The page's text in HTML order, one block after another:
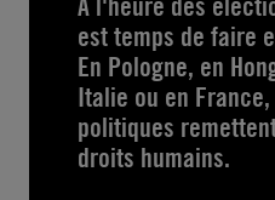
est temps de faire
En Pologne, en
Italie ou en
politiques
droits humains.